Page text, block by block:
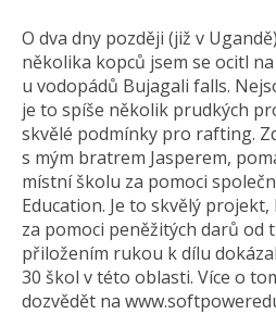
O dva dny později (již v
několika kopců jsem se ocitl
u vodopádů Bujagali falls.
je to spíše několik prudkých
skvělé podmínky pro rafting.
s mým bratrem Jasperem,
místní školu za pomoci
Education. Je to skvělý
za pomoci peněžitých darů od
přiložením rukou k dílu
30 škol v této oblasti. Více o
dozvědět na